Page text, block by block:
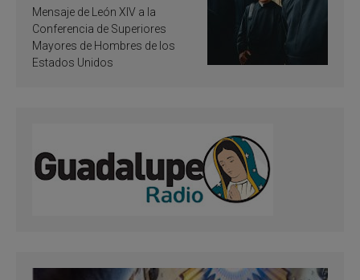
de inspiración y
santificación
Mensaje de León XIV a la
Conferencia de Superiores
Mayores de Hombres de los
Estados Unidos